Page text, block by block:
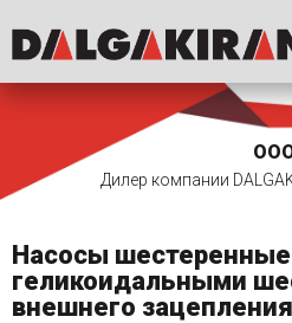
Дилер компании
Насосы
геликоидальными
внешнего зацепления